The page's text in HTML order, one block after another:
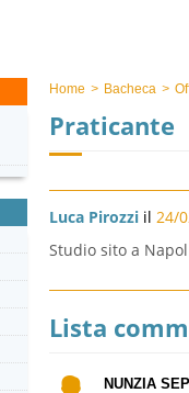
Home > Bacheca >
Praticante
Luca Pirozzi il 24/
Studio sito a
Lista
NUNZIA